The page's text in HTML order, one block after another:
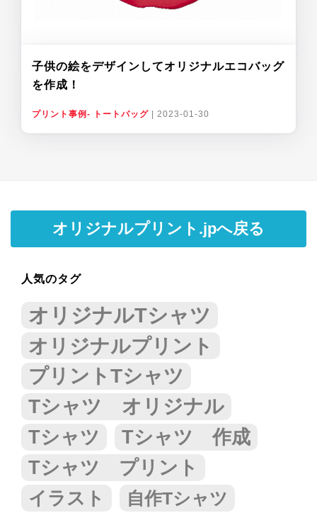
子供の絵をデザインしてオリジナルエコバッグ
を作成！
プリント事例- トートバッグ 2023-01-30
オリジナルプリント.jpへ戻る
人気のタグ
オリジナルTシャツ
オリジナルプリント
プリントTシャツ
Tシャツ オリジナル
Tシャツ
Tシャツ 作成
Tシャツ プリント
イラスト 自作Tシャツ